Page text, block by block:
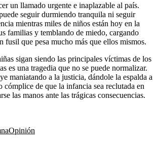
un llamado urgente e inaplazable al país.
seguir durmiendo tranquila ni seguir
mientras miles de niños están hoy en la
familias y temblando de miedo, cargando
fusil que pesa mucho más que ellos mismos.
sigan siendo las principales víctimas de los
es una tragedia que no se puede normalizar.
maniatando a la justicia, dándole la espalda a
cómplice de que la infancia sea reclutada en
las manos ante las trágicas consecuencias.
Opinión